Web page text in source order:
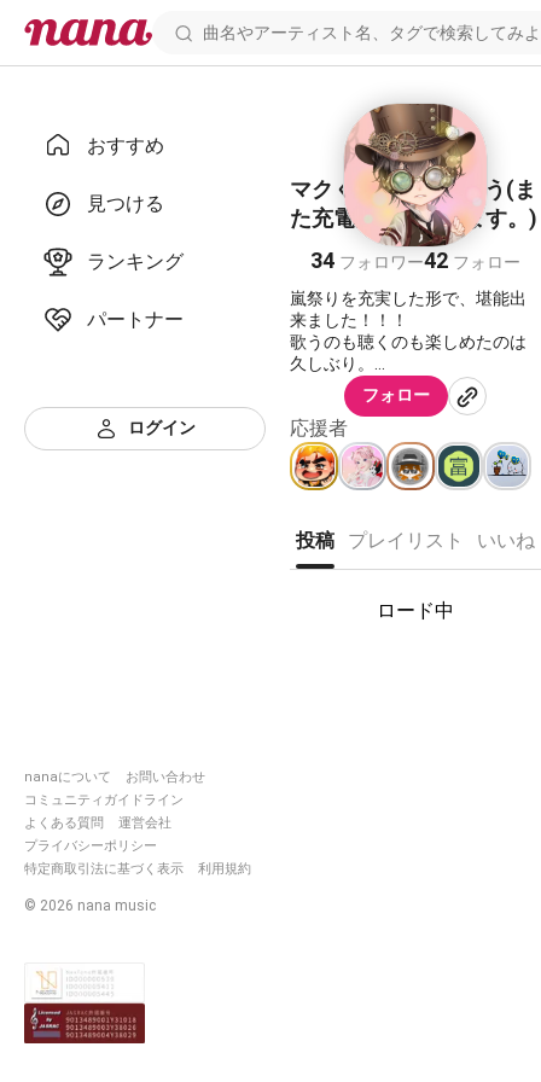
おすすめ
見つける
ランキング
パートナー
ログイン
nanaについて
お問い合わせ
コミュニティガイドライン
よくある質問
運営会社
プライバシーポリシー
特定商取引法に基づく表示
利用規約
© 2026 nana music
マクくん@ありがとう(ま
た充電期間に入ります。)
34 フォロワー42 フォロー
嵐祭りを充実した形で、堪能出
来ました！！！
歌うのも聴くのも楽しめたのは
久しぶり。
嵐祭り🏮👘✨のお陰だよ。
自分としては、最高の作品が出
来たな。
みんな、楽しかったよ〜(*´︶
`*)♡Thanks!
嵐祭り教えてくれたミルル♡とjU
コメントくれたミルル♡と天さ
もありがとう。
拍手くれた皆さん、ありがとう
フォロー
応援者
投稿 プレイリスト いいね
ロード中